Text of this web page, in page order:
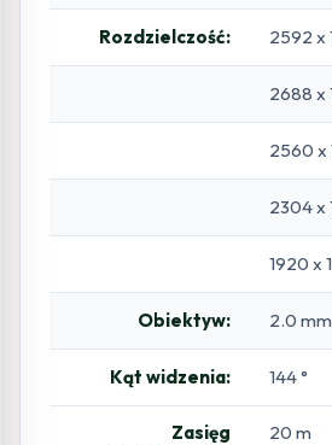
Rozdzielczość: 2592 x
2688 x
2560 x
2304 x
1920 x
Obiektyw: 2.0
Kąt widzenia: 144 °
Zasięg
20 m